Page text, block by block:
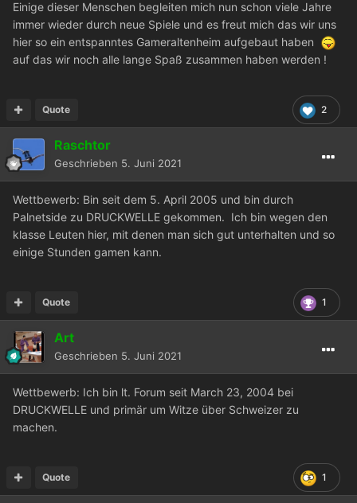
Einige dieser Menschen begleiten mich nun schon viele Jahre
immer wieder durch neue Spiele und es freut mich das wir uns
hier so ein entspanntes Gameraltenheim aufgebaut haben
auf das wir noch alle lange Spaß zusammen haben werden !
2
Quote
Raschtor
Geschrieben 5. Juni 2021
Wettbewerb: Bin seit dem 5. April 2005 und bin durch
Palnetside zu DRUCKWELLE gekommen. Ich bin wegen den
klasse Leuten hier, mit denen man sich gut unterhalten und so
einige Stunden gamen kann.
1
Quote
Art
Geschrieben 5. Juni 2021
Wettbewerb: Ich bin lt. Forum seit March 23, 2004 bei
DRUCKWELLE und primär um Witze über Schweizer zu
machen.
1
Quote